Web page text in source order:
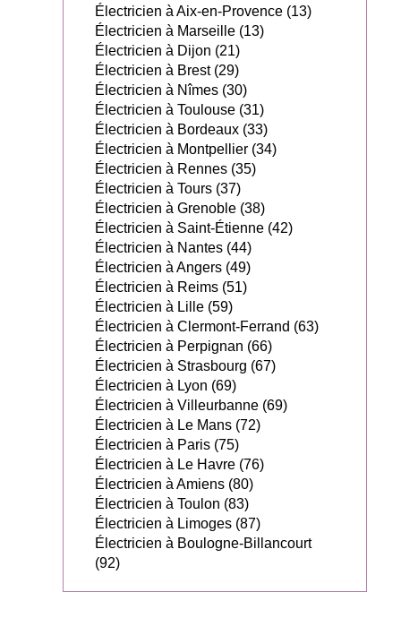
Électricien à Aix-en-Provence (13)
Électricien à Marseille (13)
Électricien à Dijon (21)
Électricien à Brest (29)
Électricien à Nîmes (30)
Électricien à Toulouse (31)
Électricien à Bordeaux (33)
Électricien à Montpellier (34)
Électricien à Rennes (35)
Électricien à Tours (37)
Électricien à Grenoble (38)
Électricien à Saint-Étienne (42)
Électricien à Nantes (44)
Électricien à Angers (49)
Électricien à Reims (51)
Électricien à Lille (59)
Électricien à Clermont-Ferrand (63)
Électricien à Perpignan (66)
Électricien à Strasbourg (67)
Électricien à Lyon (69)
Électricien à Villeurbanne (69)
Électricien à Le Mans (72)
Électricien à Paris (75)
Électricien à Le Havre (76)
Électricien à Amiens (80)
Électricien à Toulon (83)
Électricien à Limoges (87)
Électricien à Boulogne-Billancourt
(92)